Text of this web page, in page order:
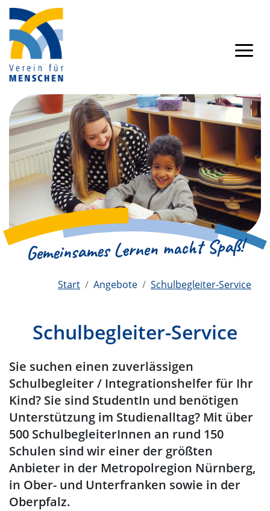
Gemeinsames Lernen macht Spaß!
Start Angebote Schulbegleiter-Service
Schulbegleiter-Service
Sie suchen einen zuverlässigen
Schulbegleiter / Integrationshelfer für Ihr
Kind? Sie sind StudentIn und benötigen
Unterstützung im Studienalltag? Mit über
500 SchulbegleiterInnen an rund 150
Schulen sind wir einer der größten
Anbieter in der Metropolregion Nürnberg,
in Ober- und Unterfranken sowie in der
Oberpfalz.